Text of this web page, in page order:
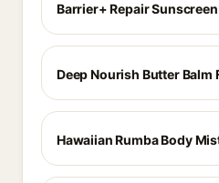
Barrier+ Repair
Deep Nourish Butter Balm
Hawaiian Rumba Body